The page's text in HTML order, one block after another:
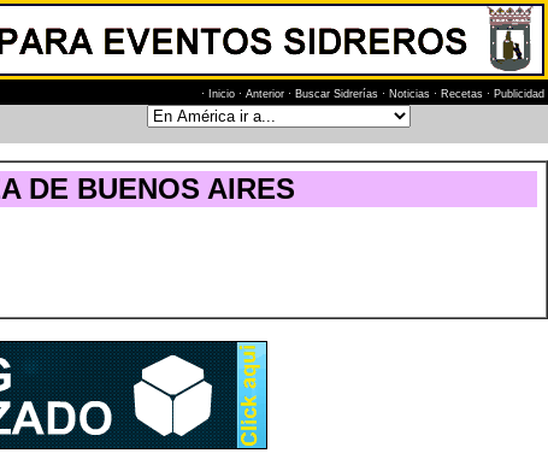
· Inicio · Anterior · Buscar Sidrerías · Noticias · Recetas · Publicidad
DE BUENOS AIRES